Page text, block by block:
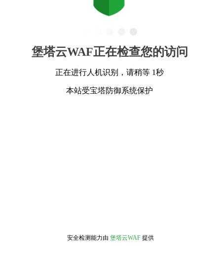
堡塔云WAF正在检查您的访问
正在进行人机识别，请稍等 1秒
本站受宝塔防御系统保护
安全检测能力由 堡塔云WAF 提供